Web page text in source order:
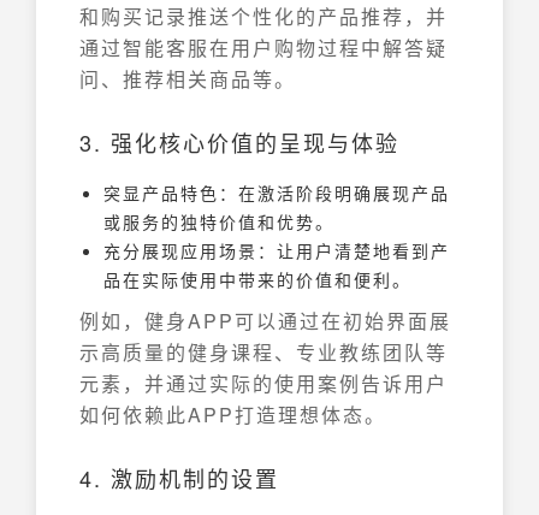
和购买记录推送个性化的产品推荐，并
通过智能客服在用户购物过程中解答疑
问、推荐相关商品等。
3. 强化核心价值的呈现与体验
突显产品特色：在激活阶段明确展现产品
或服务的独特价值和优势。
充分展现应用场景：让用户清楚地看到产
品在实际使用中带来的价值和便利。
例如，健身APP可以通过在初始界面展
示高质量的健身课程、专业教练团队等
元素，并通过实际的使用案例告诉用户
如何依赖此APP打造理想体态。
4. 激励机制的设置